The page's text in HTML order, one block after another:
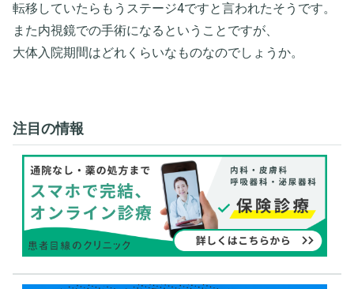
転移していたらもうステージ4ですと言われたそうです。
また内視鏡での手術になるということですが、
大体入院期間はどれくらいなものなのでしょうか。
注目の情報